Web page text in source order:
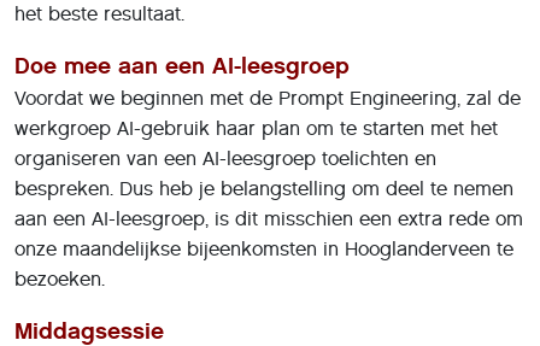
het beste resultaat.
Doe mee aan een AI-leesgroep
Voordat we beginnen met de Prompt Engineering, zal de
werkgroep AI-gebruik haar plan om te starten met het
organiseren van een AI-leesgroep toelichten en
bespreken. Dus heb je belangstelling om deel te nemen
aan een AI-leesgroep, is dit misschien een extra rede om
onze maandelijkse bijeenkomsten in Hooglanderveen te
bezoeken.
Middagsessie